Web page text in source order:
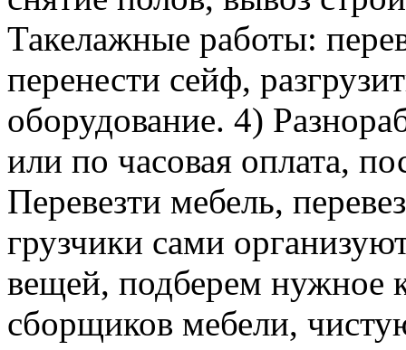
Такелажные работы:
перенести сейф,
оборудование. 4)
или по часовая оплата,
Перевезти мебель,
грузчики сами
вещей, подберем нужное
сборщиков мебели,